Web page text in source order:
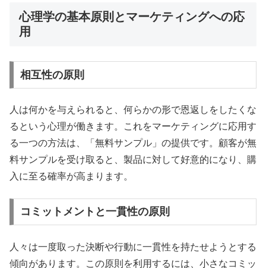
心理学の基本原則とマーケティングへの応
用
相互性の原則
人は何かを与えられると、何らかの形で恩返しをしたくな
るという心理が働きます。これをマーケティングに応用す
る一つの方法は、「無料サンプル」の提供です。顧客が無
料サンプルを受け取ると、製品に対して好意的になり、購
入に至る確率が高まります。
コミットメントと一貫性の原則
人々は一度取った決断や行動に一貫性を持たせようとする
傾向があります。この原則を利用するには、小さなコミッ